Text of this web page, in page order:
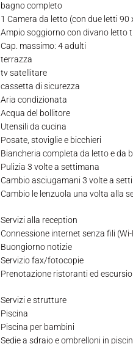
bagno completo
1 Camera da letto (con due letti 90
Ampio soggiorno con divano letto
Cap. massimo: 4 adulti
terrazza
tv satellitare
cassetta di sicurezza
Aria condizionata
Acqua del bollitore
Utensili da cucina
Posate, stoviglie e bicchieri
Biancheria completa da letto e da
Pulizia 3 volte a settimana
Cambio asciugamani 3 volte a
Cambio le lenzuola una volta alla
Servizi alla reception
Connessione internet senza fili (Wi-
Buongiorno notizie
Servizio fax/fotocopie
Prenotazione ristoranti ed
Servizi e strutture
Piscina
Piscina per bambini
Sedie a sdraio e ombrelloni in